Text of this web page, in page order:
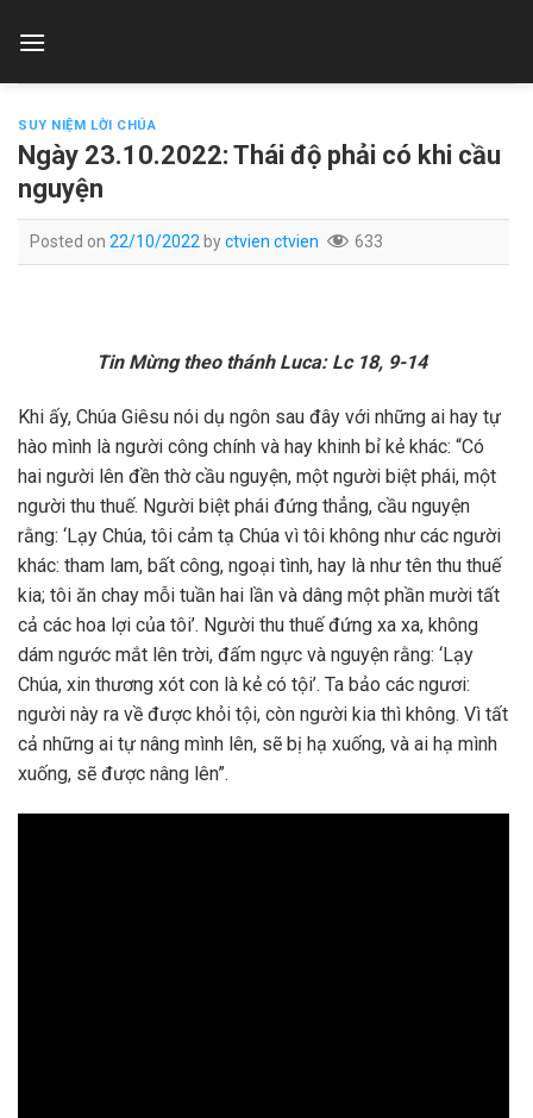
SUY NIỆM LỜI CHÚA
Ngày 23.10.2022: Thái độ phải có khi cầu
nguyện
Posted on 22/10/2022 byctvien ctvien 633
Tin Mừng theo thánh Luca: Lc 18, 9-14
Khi ấy, Chúa Giêsu nói dụ ngôn sau đây với những ai hay tự
hào mình là người công chính và hay khinh bỉ kẻ khác: “Có
hai người lên đền thờ cầu nguyện, một người biệt phái, một
người thu thuế. Người biệt phái đứng thẳng, cầu nguyện
rằng: ‘Lạy Chúa, tôi cảm tạ Chúa vì tôi không như các người
khác: tham lam, bất công, ngoại tình, hay là như tên thu thuế
kia; tôi ăn chay mỗi tuần hai lần và dâng một phần mười tất
cả các hoa lợi của tôi’. Người thu thuế đứng xa xa, không
dám ngước mắt lên trời, đấm ngực và nguyện rằng: ‘Lạy
Chúa, xin thương xót con là kẻ có tội’. Ta bảo các ngươi:
người này ra về được khỏi tội, còn người kia thì không. Vì tất
cả những ai tự nâng mình lên, sẽ bị hạ xuống, và ai hạ mình
xuống, sẽ được nâng lên”.